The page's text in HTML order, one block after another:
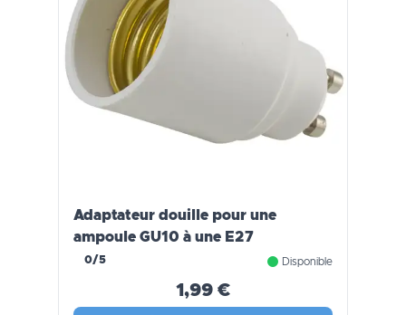
Adaptateur douille pour une
ampoule GU10 à une E27
0/5 Disponible
1,99 €